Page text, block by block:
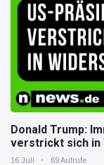
Donald Trump:
verstrickt sich in
16 Juli 69 Aufrufe